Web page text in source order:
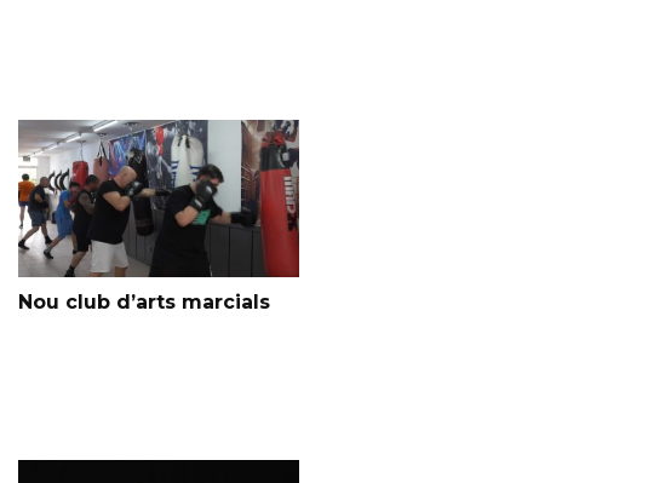
Nou club d’arts marcials